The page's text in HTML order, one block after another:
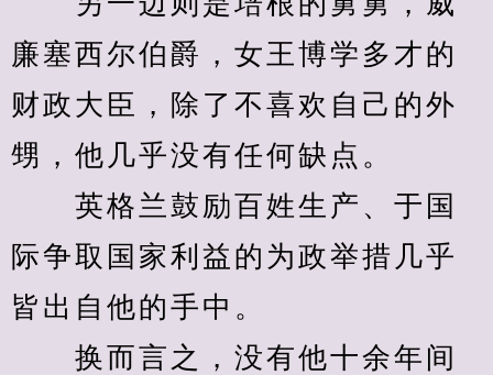
廉塞西尔伯爵，女王博学多才的
财政大臣，除了不喜欢自己的外
甥，他几乎没有任何缺点。
英格兰鼓励百姓生产、于国
际争取国家利益的为政举措几乎
皆出自他的手中。
换而言之，没有他十余年间